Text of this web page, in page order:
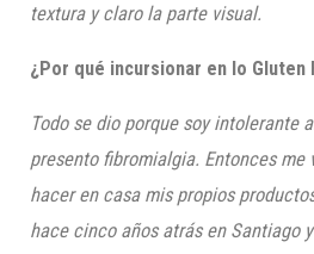
textura y claro la parte visual.
¿Por qué incursionar en lo Gluten
Todo se dio porque soy intolerante
presento fibromialgia. Entonces me
hacer en casa mis propios
hace cinco años atrás en Santiago